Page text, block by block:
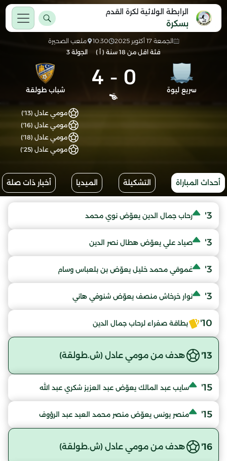
الرابطة الولائية لكرة القدم
بسكرة
الجمعة 17 أكتوبر 2025 10:30
ملعب الصحيرة
فئة اقل من 18 سنة ( أ )
الجولة 3
سريع ليوة 0
-
4 شباب طولقة
مومي عادل (13')
مومي عادل (16')
مومي عادل (18')
مومي عادل (25')
أحداث المباراة التشكيلة الميديا أخبار ذات صلة
3' رحاب جمال الدين يعوّض نوي محمد
3' صياد علي يعوّض هطال نصر الدين
3' غموقي محمد خليل يعوّض بن بلعباس وسام
3' نوار خرخاش منصف يعوّض شنوفي هاني
10' بطاقة صفراء لرحاب جمال الدين
13' هدف من مومي عادل (ش.طولقة)
15' سايب عبد المالك يعوّض عبد العزيز شكري عبد الله
15' منصر يونس يعوّض منصر محمد العيد عبد الرؤوف
16' هدف من مومي عادل (ش.طولقة)